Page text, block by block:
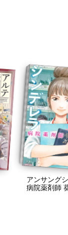
アンサング
病院薬剤師